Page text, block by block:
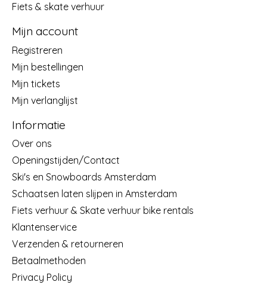
Fiets & skate verhuur
Mijn account
Registreren
Mijn bestellingen
Mijn tickets
Mijn verlanglijst
Informatie
Over ons
Openingstijden/Contact
Ski's en Snowboards Amsterdam
Schaatsen laten slijpen in Amsterdam
Fiets verhuur & Skate verhuur bike rentals
Klantenservice
Verzenden & retourneren
Betaalmethoden
Privacy Policy